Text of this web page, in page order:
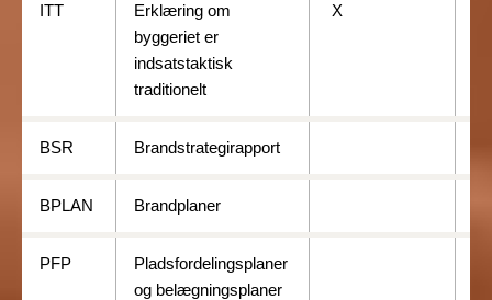
ITT
Erklæring om
byggeriet er
indsatstaktisk
traditionelt
X
BSR Brandstrategirapport
BPLAN Brandplaner
PFP
Pladsfordelingsplaner
og belægningsplaner